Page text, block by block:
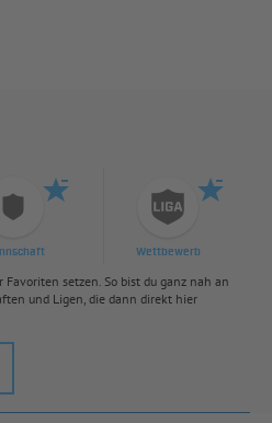
Wettbewerb
setzen. So bist du ganz nah an
und Ligen, die dann direkt hier